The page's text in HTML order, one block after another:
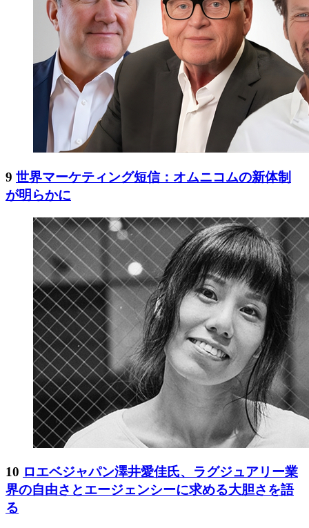
9 世界マーケティング短信：オムニコムの新体制
が明らかに
10 ロエベジャパン澤井愛佳氏、ラグジュアリー業
界の自由さとエージェンシーに求める大胆さを語
る